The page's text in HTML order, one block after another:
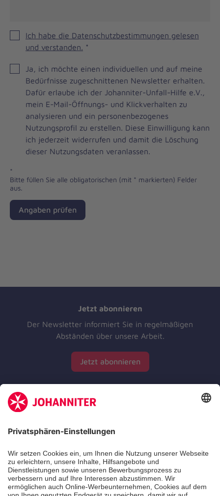
Ich habe die Datenschutzbestimmungen gelesen
und verstanden. *
Brevo
Newsletter
Checkbox
Ja, ich möchte einen individuellen und auf meine
Bedürfnisse zugeschnittenen Newsletter erhalten.
Dafür erlaube ich der Johanniter-Unfall-Hilfe e.V.,
mein E-Mail-Öffnungs- und Klickverhalten zu
analysieren und ein personenbezogenes
Nutzungsprofil zu erstellen. Diese Einwilligung kann
ich jederzeit widerrufen und damit die Löschung
dieser Nutzungsdaten veranlassen.
*
Bitte füllen Sie alle obligatorischen (mit * markierten) Felder
aus.
Angaben prüfen
Jetzt abonnieren
Der Newsletter informiert Sie in regelmäßigen
Abständen über unsere Arbeit.
Jetzt abonnieren
Zertifizierung der Johanniter-Unfall-Hilfe e.V.
Die Johanniter GmbH führt das Spendenzertifikat
des Deutschen Spendenrats e.V.